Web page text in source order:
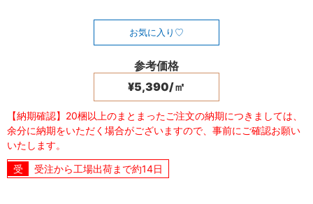
お気に入り
参考価格
¥5,390/㎡
【納期確認】20梱以上のまとまったご注文の納期につきましては、
余分に納期をいただく場合がございますので、事前にご確認お願い
いたします。
受注から工場出荷まで約14日